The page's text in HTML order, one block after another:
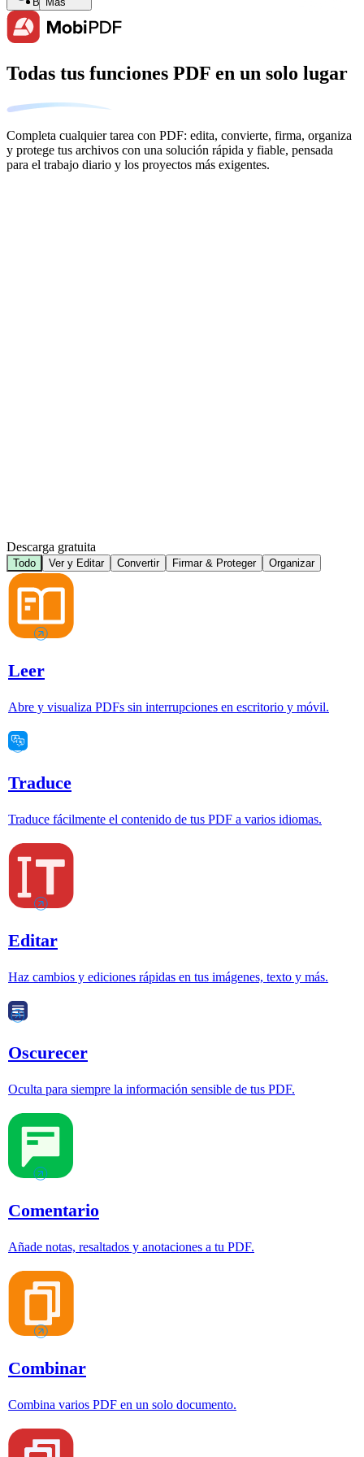
Todas tus funciones PDF en un solo lugar
Completa cualquier tarea con PDF: edita, convierte, firma, organiza
y protege tus archivos con una solución rápida y fiable, pensada
para el trabajo diario y los proyectos más exigentes.
Descarga gratuita
Todo Ver y Editar Convertir Firmar & Proteger Organizar
Leer
Abre y visualiza PDFs sin interrupciones en escritorio y móvil.
Traduce
Traduce fácilmente el contenido de tus PDF a varios idiomas.
Editar
Haz cambios y ediciones rápidas en tus imágenes, texto y más.
Oscurecer
Oculta para siempre la información sensible de tus PDF.
Comentario
Añade notas, resaltados y anotaciones a tu PDF.
Combinar
Combina varios PDF en un solo documento.